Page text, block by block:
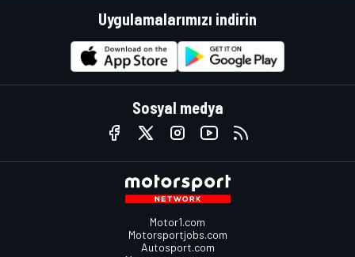
Uygulamalarımızı indirin
Sosyal medya
Motor1.com
Motorsportjobs.com
Autosport.com